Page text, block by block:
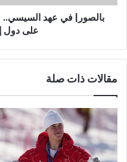
بالصور| في عهد السيسي..
على دول
مقالات ذات صلة